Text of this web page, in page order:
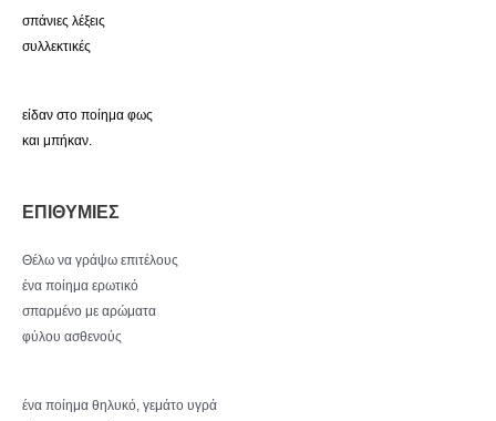
σπάνιες λέξεις
συλλεκτικές
είδαν στο ποίημα φως
και μπήκαν.
ΕΠΙΘΥΜΙΕΣ
Θέλω να γράψω επιτέλους
ένα ποίημα ερωτικό
σπαρμένο με αρώματα
φύλου ασθενούς
ένα ποίημα θηλυκό, γεμάτο υγρά